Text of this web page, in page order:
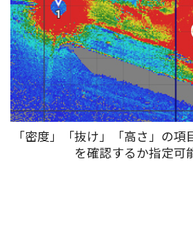
「密度」「抜け」「高さ」の項
を確認するか指定可